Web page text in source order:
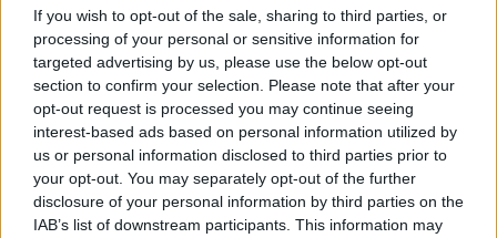
If you wish to opt-out of the sale, sharing to third parties, or
processing of your personal or sensitive information for
targeted advertising by us, please use the below opt-out
section to confirm your selection. Please note that after your
opt-out request is processed you may continue seeing
interest-based ads based on personal information utilized by
us or personal information disclosed to third parties prior to
your opt-out. You may separately opt-out of the further
disclosure of your personal information by third parties on the
IAB’s list of downstream participants. This information may
Σχόλια
4χρονος - «Είχαμε
προσπαθήσει να διώξουμε
την οικογένεια»
«πάρκαραν» το
στο Σαρακήνικο